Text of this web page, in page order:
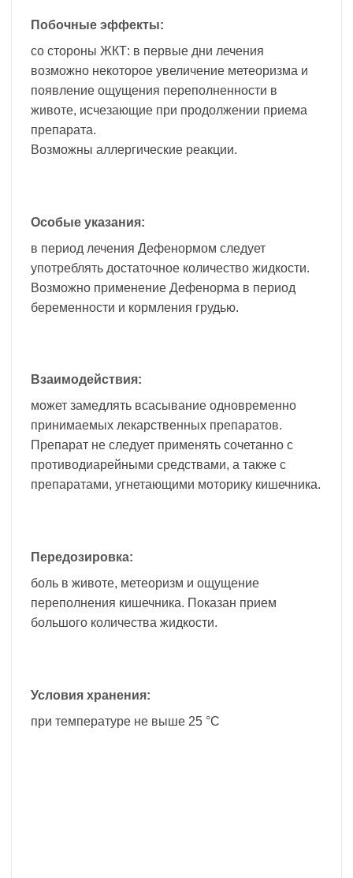
Побочные эффекты:
со стороны ЖКТ: в первые дни лечения
возможно некоторое увеличение метеоризма и
появление ощущения переполненности в
животе, исчезающие при продолжении приема
препарата.
Возможны аллергические реакции.
Особые указания:
в период лечения Дефенормом следует
употреблять достаточное количество жидкости.
Возможно применение Дефенорма в период
беременности и кормления грудью.
Взаимодействия:
может замедлять всасывание одновременно
принимаемых лекарственных препаратов.
Препарат не следует применять сочетанно с
противодиарейными средствами, а также с
препаратами, угнетающими моторику кишечника.
Передозировка:
боль в животе, метеоризм и ощущение
переполнения кишечника. Показан прием
большого количества жидкости.
Условия хранения:
при температуре не выше 25 °С